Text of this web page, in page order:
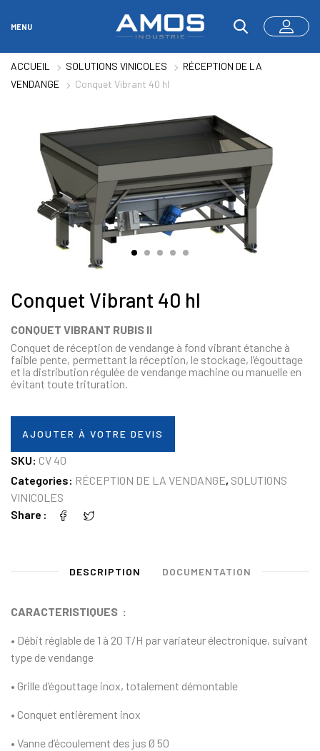
MENU
ACCUEIL SOLUTIONS VINICOLES
RÉCEPTION DE LA
VENDANGE
Conquet Vibrant 40 hl
Conquet Vibrant 40 hl
CONQUET VIBRANT RUBIS II
Conquet de réception de vendange à fond vibrant étanche à
faible pente, permettant la réception, le stockage, l’égouttage
et la distribution régulée de vendange machine ou manuelle en
évitant toute trituration.
AJOUTER À VOTRE DEVIS
SKU: CV 40
Categories: RÉCEPTION DE LA VENDANGE, SOLUTIONS
VINICOLES
Share
DESCRIPTION DOCUMENTATION
CARACTERISTIQUES :
• Débit réglable de 1 à 20 T/H par variateur électronique, suivant
type de vendange
• Grille d’égouttage inox, totalement démontable
• Conquet entièrement inox
• Vanne d’écoulement des jus Ø 50